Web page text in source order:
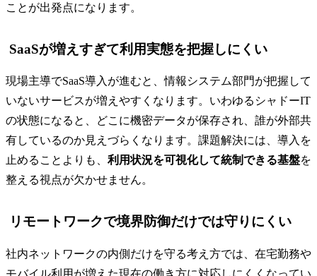
ことが出発点になります。
SaaSが増えすぎて利用実態を把握しにくい
現場主導でSaaS導入が進むと、情報システム部門が把握して
いないサービスが増えやすくなります。いわゆるシャドーIT
の状態になると、どこに機密データが保存され、誰が外部共
有しているのか見えづらくなります。課題解決には、導入を
止めることよりも、 利用状況を可視化して統制できる基盤を
整える視点が欠かせません。
リモートワークで境界防御だけでは守りにくい
社内ネットワークの内側だけを守る考え方では、在宅勤務や
モバイル利用が増えた現在の働き方に対応しにくくなってい